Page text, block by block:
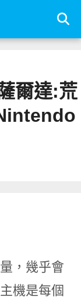
爾達:荒
，幾乎會
機是每個